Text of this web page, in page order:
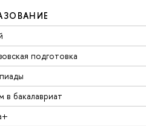
подготовка
в бакалавриат